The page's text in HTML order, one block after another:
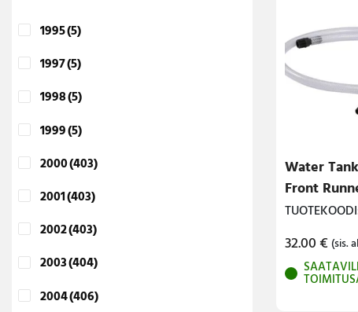
1995(5)
1997(5)
1998(5)
1999(5)
2000(403)
2001(403)
2002(403)
2003(404)
2004(406)
Water
Front
32.00€ (sis.